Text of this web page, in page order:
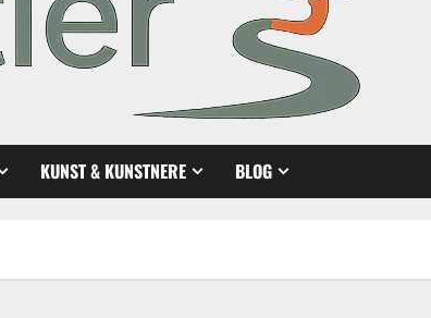
KUNST & KUNSTNERE BLOG